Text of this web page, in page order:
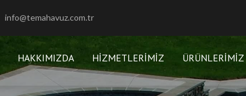
info@temahavuz.com.tr
HAKKIMIZDA HIZMETLERIMIZ ÜRÜNLERIMIZ